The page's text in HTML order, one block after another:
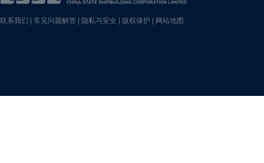
联系我们 常见问题解答 隐私与安全 版权保护 网站地图